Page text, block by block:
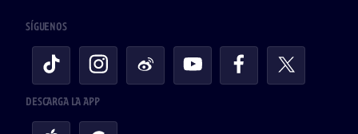
SÍGUENOS
DESCARGA LA APP